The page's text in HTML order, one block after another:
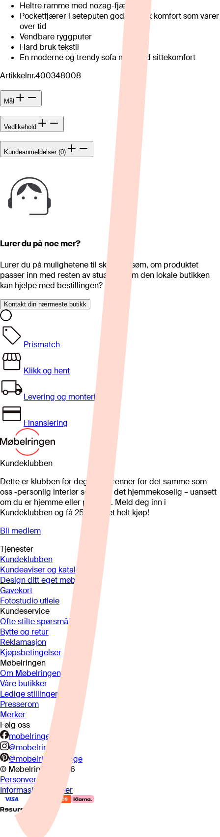
Heltre ramme med nozag-fjæring
Pocketfjærer i seteputen god og myk komfort som varer
over tid
Vendbare ryggputer
Hard bruk tekstil
En moderne og trendy sofa med god sittekomfort
Artikkelnr.400348008
Mål
Vedlikehold
Kundeanmeldelser (0)
Lurer du på noe mer?
Lurer du på mulighetene til skreddersøm, om produktet
passer inn med resten av stua eller om den lokale butikken
kan hjelpe med bestillingen?
Kontakt din nærmeste butikk
Prismatch
Klikk og hent
Levering og montering
Finansiering
Kundeklubben
Dette er klubben for deg som brenner for det samme som
oss -personlig interiør som gjør det hjemmekoselig – uansett
om du er hjemme eller på hytta. Meld deg inn i
Kundeklubben og få 25%* på et helt kjøp!
Bli medlem
Tjenester
Kundeklubben
Kundeaviser og kataloger
Design ditt eget møbel
Gavekort
Fotostudio utleie
Kundeservice
Ofte stilte spørsmål
Bytte og retur
Reklamasjon
Kjøpsbetingelser
Møbelringen
Om Møbelringen
Våre butikker
Ledige stillinger
Presserom
Merker
Følg oss
mobelringen.no
@mobelringen
@mobelringennorge
© Møbelringen
2026
Personvern
Informasjonskapsler